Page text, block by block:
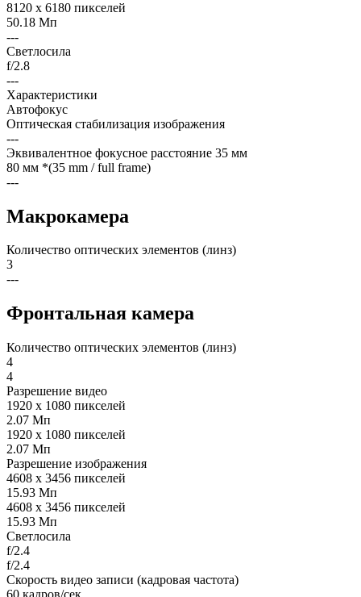
8120 x 6180 пикселей
50.18 Мп
---
Светлосила
f/2.8
---
Характеристики
Автофокус
Оптическая стабилизация изображения
---
Эквивалентное фокусное расстояние 35 мм
80 мм *(35 mm / full frame)
---
Макрокамера
Количество оптических элементов (линз)
3
---
Фронтальная камера
Количество оптических элементов (линз)
4
4
Разрешение видео
1920 x 1080 пикселей
2.07 Мп
1920 x 1080 пикселей
2.07 Мп
Разрешение изображения
4608 x 3456 пикселей
15.93 Мп
4608 x 3456 пикселей
15.93 Мп
Светлосила
f/2.4
f/2.4
Скорость видео записи (кадровая частота)